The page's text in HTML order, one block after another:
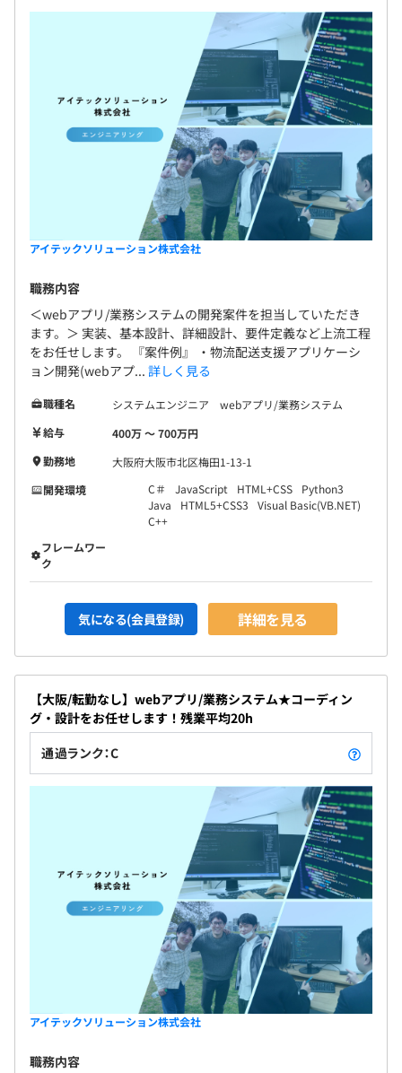
1プロジェクトの単位期間は年単位の案件が多いです。
各種社会保険完備（労災・雇用・健保・厚生年金）
無期雇用
試用期間あり：３カ月
※試用期間中の雇用形態：正社員
アイテックソリューション株式会社
職務内容
＜webアプリ/業務システムの開発案件を担当していただき
ます。＞ 実装、基本設計、詳細設計、要件定義など上流工程
をお任せします。 『案件例』 ・物流配送支援アプリケーシ
ョン開発(webアプ... 詳しく見る
職種名
システムエンジニア webアプリ/業務システム
給与
400万 〜 700万円
勤務地
大阪府大阪市北区梅田1-13-1
開発環境
C＃ JavaScript HTML+CSS
Python3
Java
HTML5+CSS3
Visual Basic(VB.NET)
C++
フレームワー
ク
気になる(会員登録) 詳細を見る
【大阪/転勤なし】webアプリ/業務システム★コーディン
グ・設計をお任せします！残業平均20h
通過ランク：C
アイテックソリューション株式会社
職務内容